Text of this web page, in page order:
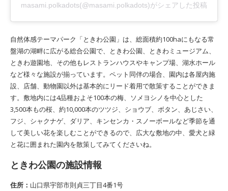
masami.polkadots(@masami.polkadots)がシェアした投稿
自然体感テーマパーク「ときわ公園」は、総面積約100haにもなる常
盤湖の湖畔に広がる総合公園で、ときわ公園、ときわミュージアム、
ときわ遊園地、その他もレストランハウスやキャンプ場、湖水ホール
など様々な施設が揃っています。ペット同伴の場合、園内は各屋内施
設、店舗、動物園以外は基本的にリード着用で散策することができま
す。敷地内には4品種およそ100本の梅、ソメヨシノを中心とした
3,500本もの桜、約10,000本のツツジ、ショウブ、ボタン、あじさい、
フジ、シャクナゲ、ダリア、キンセンカ・スノーボールなど季節を通
して美しい花を楽しむことができるので、広大な敷地の中、愛犬と緑
と花に囲まれた園内を散策してみてくださいね。
ときわ公園の施設情報
住所： 山口県宇部市則貞三丁目4番1号